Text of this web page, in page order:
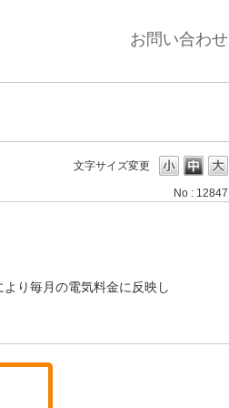
お問い合わせ
文字サイズ変更
No : 12847
り毎月の電気料金に反映し